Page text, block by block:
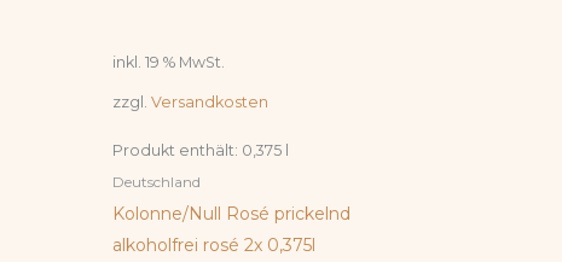
inkl. 19 % MwSt.
zzgl. Versandkosten
Produkt enthält: 0,375
Deutschland
Kolonne/Null Rosé prickelnd
alkoholfrei rosé 2x 0,375l